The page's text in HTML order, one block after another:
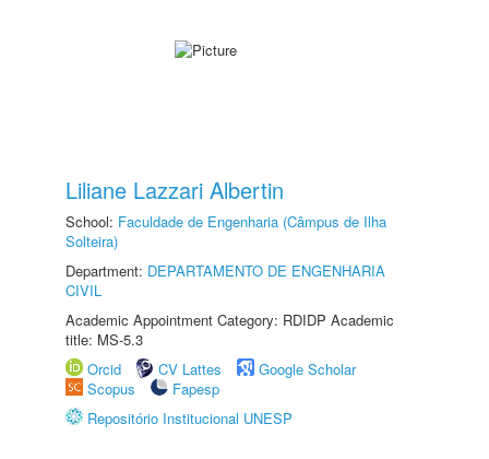
Liliane Lazzari Albertin
School: Faculdade de Engenharia (Câmpus de Ilha
Solteira)
Department: DEPARTAMENTO DE ENGENHARIA
CIVIL
Academic Appointment Category: RDIDP Academic
title: MS-5.3
Orcid
CV Lattes
Google Scholar
Scopus
Fapesp
Repositório Institucional UNESP